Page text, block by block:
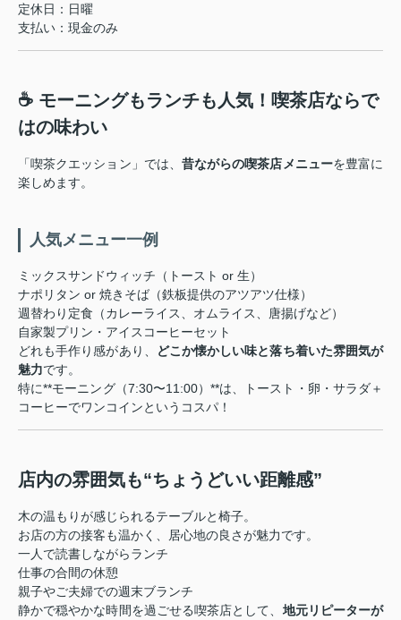
定休日：日曜
支払い：現金のみ
☕ モーニングもランチも人気！喫茶店ならで
はの味わい
「喫茶クエッション」では、 昔ながらの喫茶店メニューを豊富に
楽しめます。
人気メニュー一例
ミックスサンドウィッチ（トースト or 生）
ナポリタン or 焼きそば（鉄板提供のアツアツ仕様）
週替わり定食（カレーライス、オムライス、唐揚げなど）
自家製プリン・アイスコーヒーセット
どれも手作り感があり、
どこか懐かしい味と落ち着いた雰囲気が
魅力です。
特に**モーニング（7:30〜11:00）**は、トースト・卵・サラダ＋
コーヒーでワンコインというコスパ！
店内の雰囲気も“ちょうどいい距離感”
木の温もりが感じられるテーブルと椅子。
お店の方の接客も温かく、居心地の良さが魅力です。
一人で読書しながらランチ
仕事の合間の休憩
親子やご夫婦での週末ブランチ
静かで穏やかな時間を過ごせる喫茶店として、 地元リピーターが